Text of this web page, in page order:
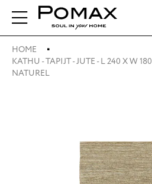
HOME
KATHU - TAPIJT - JUTE - L 240 X W
NATUREL